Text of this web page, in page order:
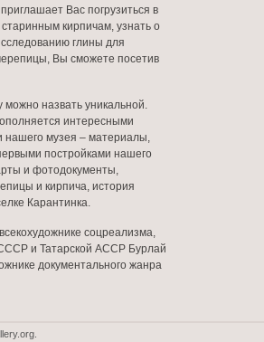
Вас погрузиться в
кирпичам, узнать о
глины для
Вы сможете посетив
назвать уникальной.
интересными
нашего музея – материалы,
постройками нашего
и фотодокументы,
и кирпича, история
Карантинка.
соцреализма,
и Татарской АССР Бурлай
документального жанра